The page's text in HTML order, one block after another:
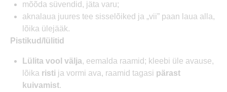
mõõda süvendid, jäta varu;
aknalaua juures tee sisselõiked ja „vii” paan laua alla,
lõika ülejääk.
Pistikud/lülitid
Lülita vool välja, eemalda raamid; kleebi üle avause,
lõika risti ja vormi ava, raamid tagasi pärast
kuivamist.